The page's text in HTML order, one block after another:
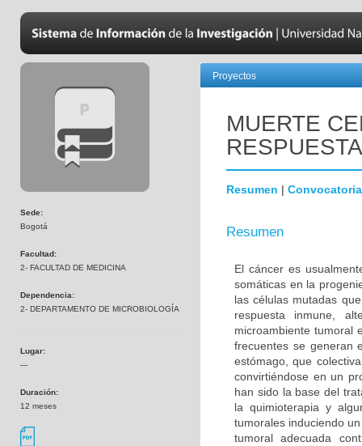
Sede:
Bogotá
Facultad:
2- FACULTAD DE MEDICINA
Dependencia:
2- DEPARTAMENTO DE MICROBIOLOGÍA
Lugar:
---
Duración:
12 meses
Proyectos
MUERTE
Resumen | Convocatoria
Resumen
El cáncer es
somáticas en la
las células mutadas
respuesta inmune,
microambiente tumoral
frecuentes se generan
estómago, que
convirtiéndose en un
han sido la base del
la quimioterapia y
tumorales induciendo
tumoral adecuada